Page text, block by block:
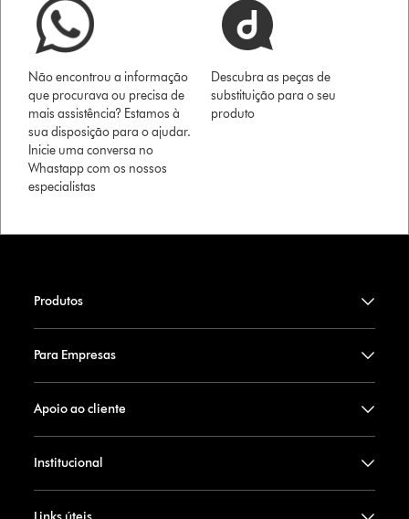
Não encontrou a informação
que procurava ou precisa de
mais assistência? Estamos à
sua disposição para o ajudar.
Inicie uma conversa no
Whastapp com os nossos
especialistas
Descubra as peças de
substituição para o seu
produto
Produtos
Para Empresas
Apoio ao cliente
Institucional